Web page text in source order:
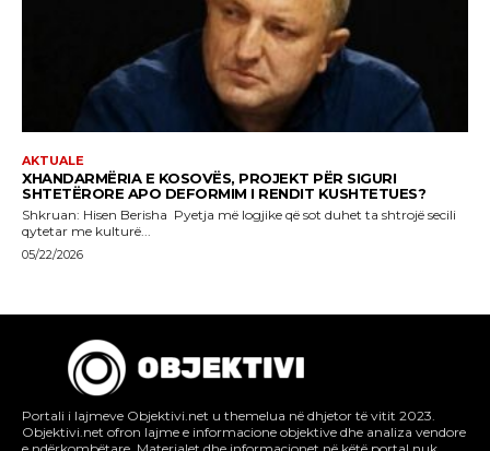
Portali i lajmeve Objektivi.net u themelua në dhjetor të vitit 2023.
Objektivi.net ofron lajme e informacione objektive dhe analiza vendore